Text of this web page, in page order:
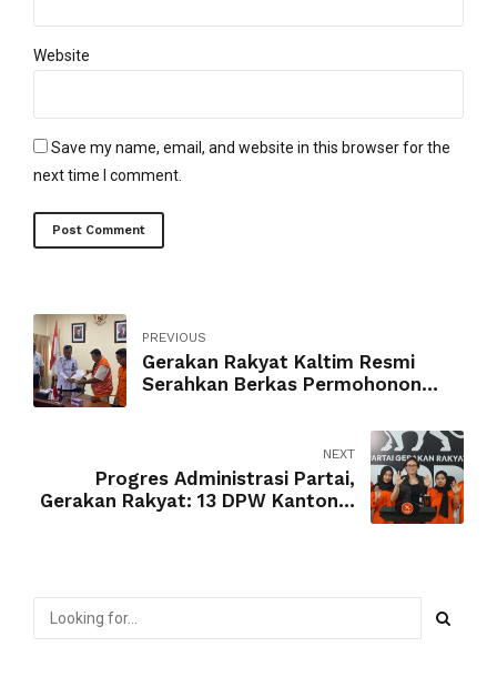
Website
Save my name, email, and website in this browser for the
next time I comment.
Post Comment
PREVIOUS
Gerakan Rakyat Kaltim Resmi
Serahkan Berkas Permohonon
NEXT
Progres Administrasi Partai,
Gerakan Rakyat: 13 DPW Kantongi